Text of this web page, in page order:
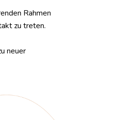
Rahmen
zu treten.
neuer